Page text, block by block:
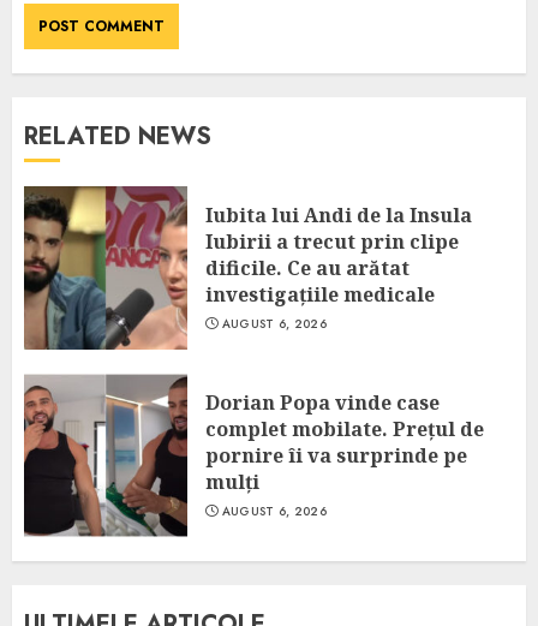
RELATED NEWS
Iubita lui Andi de la Insula
Iubirii a trecut prin clipe
dificile. Ce au arătat
investigațiile medicale
AUGUST 6, 2026
Dorian Popa vinde case
complet mobilate. Prețul de
pornire îi va surprinde pe
mulți
AUGUST 6, 2026